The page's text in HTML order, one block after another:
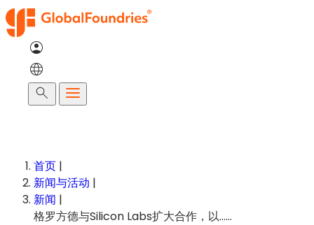
跳
至
搜
首页 |
新闻与活动 |
新闻 |
格罗方德与Silicon Labs扩大合作，以……